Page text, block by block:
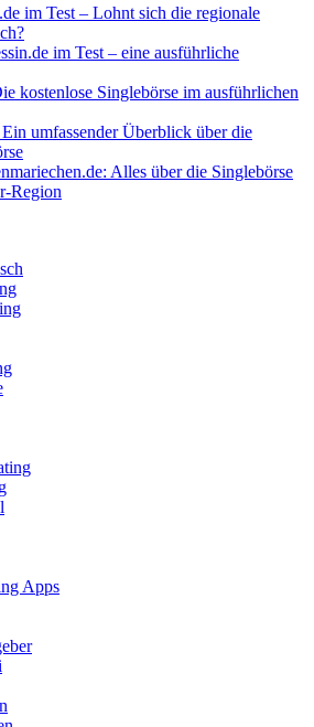
im Test – Lohnt sich die regionale
im Test – eine ausführliche
kostenlose Singlebörse im ausführlichen
Ein umfassender Überblick über die
Alles über die Singlebörse
Region
Apps